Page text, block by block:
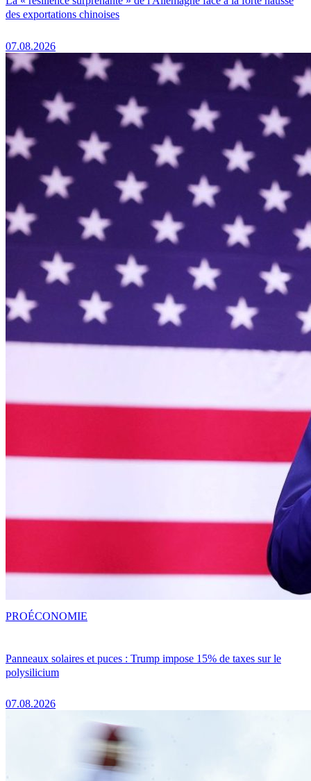
des exportations chinoises
07.08.2026
Panneaux solaires et puces : Trump impose 15% de taxes sur le
polysilicium
07.08.2026
PROÉCONOMIE